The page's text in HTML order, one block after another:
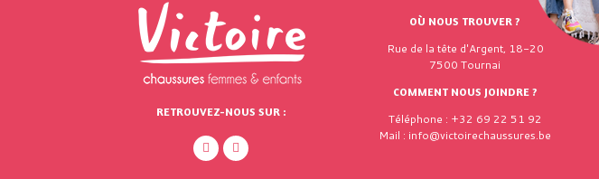
RETROUVEZ-NOUS SUR :
OÙ NOUS TROUVER ?
Rue de la tête d'Argent, 18-20
7500 Tournai
COMMENT NOUS JOINDRE ?
Téléphone : +32 69 22 51 92
Mail : info@victoirechaussures.be